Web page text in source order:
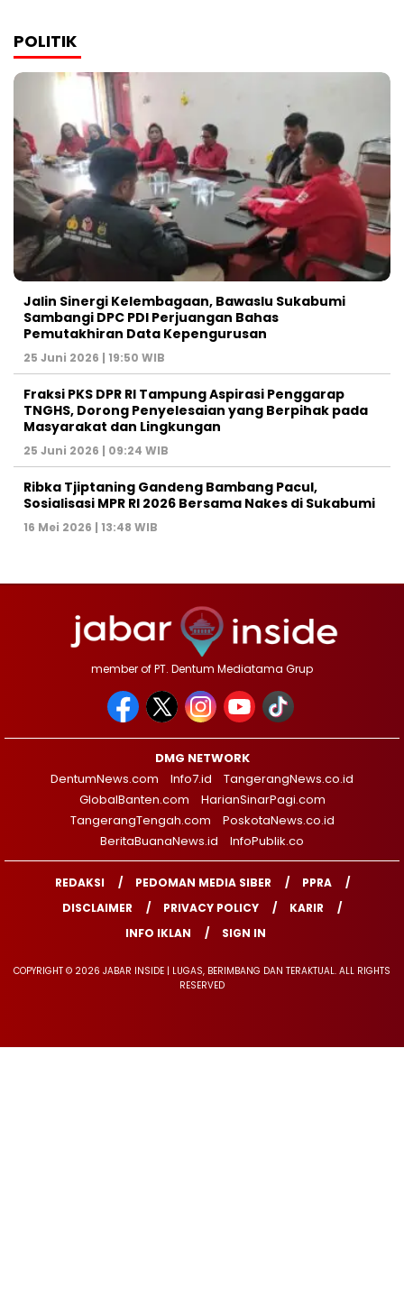
POLITIK
Jalin Sinergi Kelembagaan, Bawaslu Sukabumi
Sambangi DPC PDI Perjuangan Bahas
Pemutakhiran Data Kepengurusan
25 Juni 2026 | 19:50 WIB
‎Fraksi PKS DPR RI Tampung Aspirasi Penggarap
TNGHS, Dorong Penyelesaian yang Berpihak pada
Masyarakat dan Lingkungan‎
25 Juni 2026 | 09:24 WIB
Ribka Tjiptaning Gandeng Bambang Pacul,
Sosialisasi MPR RI 2026 Bersama Nakes di Sukabumi
16 Mei 2026 | 13:48 WIB
member of PT. Dentum Mediatama Grup
DMG NETWORK
DentumNews.com
Info7.id
TangerangNews.co.id
GlobalBanten.com
HarianSinarPagi.com
TangerangTengah.com
PoskotaNews.co.id
BeritaBuanaNews.id
InfoPublik.co
REDAKSI PEDOMAN MEDIA SIBER
PPRA
DISCLAIMER
PRIVACY POLICY
KARIR
INFO IKLAN
SIGN IN
COPYRIGHT © 2026 JABAR INSIDE | LUGAS, BERIMBANG DAN TERAKTUAL. ALL RIGHTS
RESERVED